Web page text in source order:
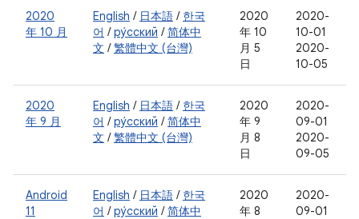
2020
年 10 月
English / 日本語 / 한국
어 /ру́сский /简体中
文 /繁體中文 (台灣)
2020
年 10
月 5
日
2020-
10-01
2020-
10-05
2020
年 9 月
English / 日本語 / 한국
어 /ру́сский /简体中
文 /繁體中文 (台灣)
2020
年 9
月 8
日
2020-
09-01
2020-
09-05
Android
11
English / 日本語 / 한국
어 /ру́сский /简体中
2020
年 8
2020-
09-01